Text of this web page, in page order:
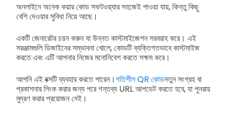
অনলাইনে অনেক কয়ার কোড সফটওয়্যার সহজেই পাওয়া যায়, কিন্তু কিছু
বেশি দেওয়ার সুবিধা নিয়ে আছে।
একটি জেনারেটর চয়ন করুন যা উন্নত কাস্টমাইজেশন সরবরাহ করে। এই
সরঞ্জামগুলি ডিজাইনের সম্ভাবনা খোলে, কোডটি ব্যক্তিগতভাবে কাস্টমাইজ
করতে এবং এটি আপনার নিজের মনোনিবেশ করতে সক্ষম করে।
আপনি এই বক্সটি ব্যবহার করতে পারেন।গতিশীল QR কোডনতুন সংগ্রহ বা
প্রকাশনার লিংক করার জন্য পরে গন্তব্য URL আপডেট করতে হবে, যা পুনরায়
মুদ্রণ করার প্রয়োজন নেই।